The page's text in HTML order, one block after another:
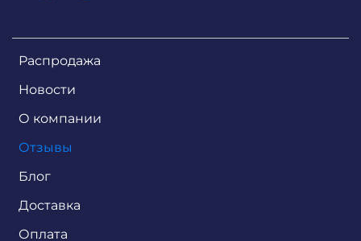
Распродажа
Новости
О компании
Отзывы
Блог
Доставка
Оплата